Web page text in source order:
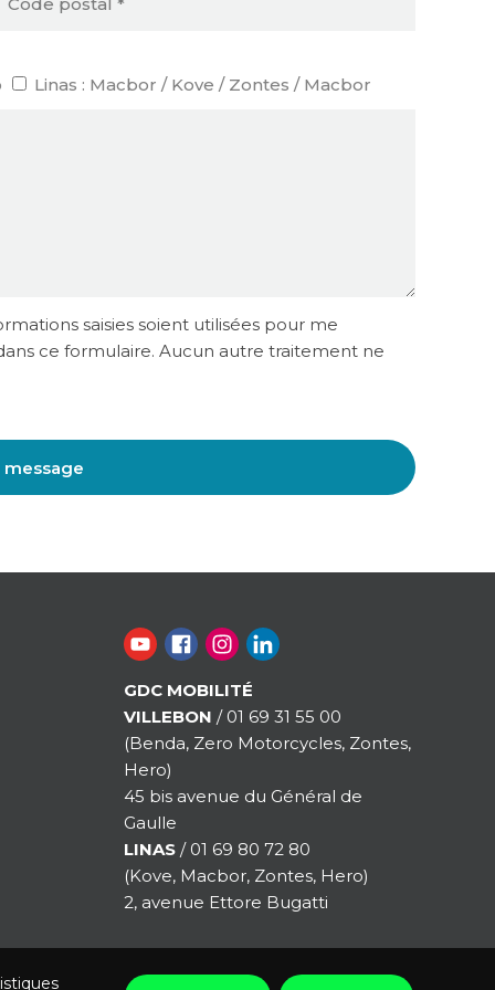
Linas : Macbor / Kove / Zontes / Macbor
saisies soient utilisées pour me
ce formulaire. Aucun autre traitement ne
GDC MOBILITÉ
VILLEBON / 01 69 31 55 00
(Benda, Zero Motorcycles, Zontes,
Hero)
45 bis avenue du Général de
Gaulle
LINAS / 01 69 80 72 80
(Kove, Macbor, Zontes, Hero)
2, avenue Ettore Bugatti